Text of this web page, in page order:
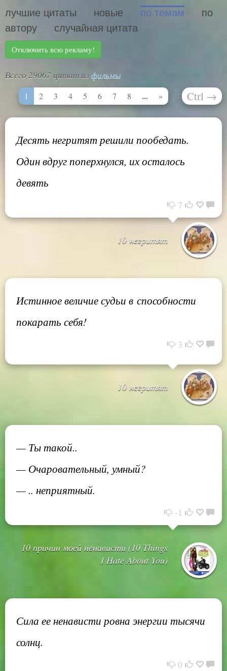
лучшие цитаты новые по темам
по
автору
случайная цитата
Отключить всю рекламу!
Всего 29067 цитат из фильмы
1 2 3 4 5 6 7 8 ... » Ctrl →
Десять негритят решили пообедать.
Один вдруг поперхнулся, их осталось
девять
7
10 негритят
Истинное величие судьи в способности
покарать себя!
3
10 негритят
— Ты такой..
— Очаровательный, умный?
— .. неприятный.
-1
10 причин моей ненависти (10 Things
I Hate About You)
Сила ее ненависти ровна энергии тысячи
солнц.
0